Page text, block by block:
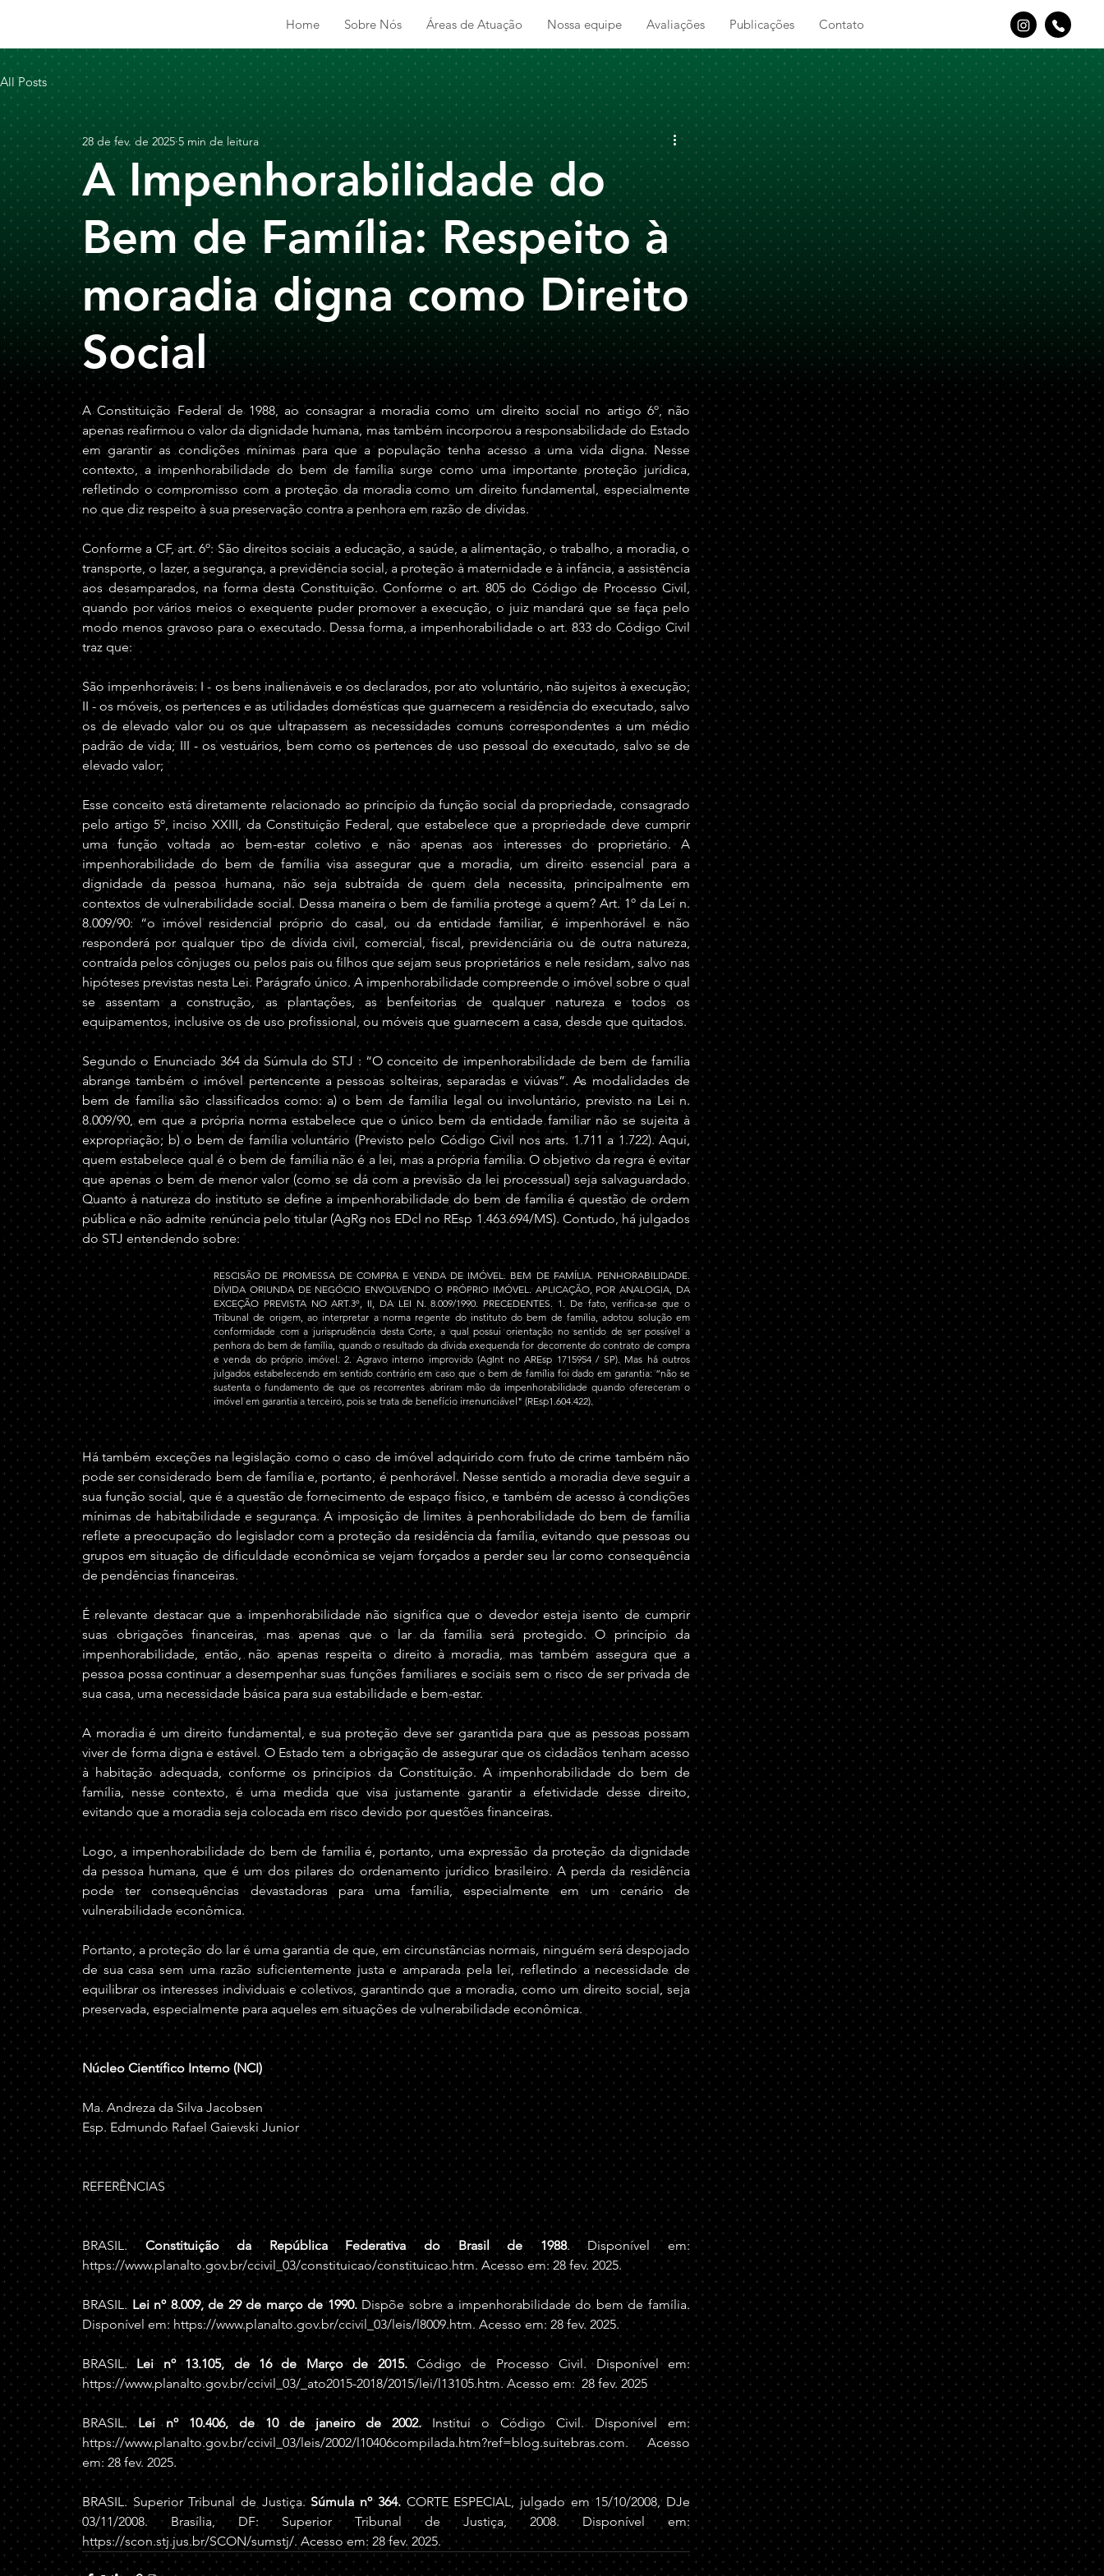
Home Sobre Nós Áreas de Atuação Nossa equipe Avaliações Publicações Contato
All Posts
A Impenhorabilidade do
Bem de Família: Respeito à
moradia digna como Direito
Social
28 de fev. de 2025 5 min de leitura
A Constituição Federal de 1988, ao consagrar a moradia como um direito social no artigo 6º, não
apenas reafirmou o valor da dignidade humana, mas também incorporou a responsabilidade do Estado
em garantir as condições mínimas para que a população tenha acesso a uma vida digna. Nesse
contexto, a impenhorabilidade do bem de família surge como uma importante proteção jurídica,
refletindo o compromisso com a proteção da moradia como um direito fundamental, especialmente
no que diz respeito à sua preservação contra a penhora em razão de dívidas.
Conforme a CF, art. 6º: São direitos sociais a educação, a saúde, a alimentação, o trabalho, a moradia, o
transporte, o lazer, a segurança, a previdência social, a proteção à maternidade e à infância, a assistência
aos desamparados, na forma desta Constituição. Conforme o art. 805 do Código de Processo Civil,
quando por vários meios o exequente puder promover a execução, o juiz mandará que se faça pelo
modo menos gravoso para o executado. Dessa forma, a impenhorabilidade o art. 833 do Código Civil
traz que:
São impenhoráveis: I - os bens inalienáveis e os declarados, por ato voluntário, não sujeitos à execução;
II - os móveis, os pertences e as utilidades domésticas que guarnecem a residência do executado, salvo
os de elevado valor ou os que ultrapassem as necessidades comuns correspondentes a um médio
padrão de vida; III - os vestuários, bem como os pertences de uso pessoal do executado, salvo se de
elevado valor;
Esse conceito está diretamente relacionado ao princípio da função social da propriedade, consagrado
pelo artigo 5º, inciso XXIII, da Constituição Federal, que estabelece que a propriedade deve cumprir
uma função voltada ao bem-estar coletivo e não apenas aos interesses do proprietário. A
impenhorabilidade do bem de família visa assegurar que a moradia, um direito essencial para a
dignidade da pessoa humana, não seja subtraída de quem dela necessita, principalmente em
contextos de vulnerabilidade social. Dessa maneira o bem de família protege a quem? Art. 1º da Lei n.
8.009/90: “o imóvel residencial próprio do casal, ou da entidade familiar, é impenhorável e não
responderá por qualquer tipo de dívida civil, comercial, fiscal, previdenciária ou de outra natureza,
contraída pelos cônjuges ou pelos pais ou filhos que sejam seus proprietários e nele residam, salvo nas
hipóteses previstas nesta Lei. Parágrafo único. A impenhorabilidade compreende o imóvel sobre o qual
se assentam a construção, as plantações, as benfeitorias de qualquer natureza e todos os
equipamentos, inclusive os de uso profissional, ou móveis que guarnecem a casa, desde que quitados.
Segundo o Enunciado 364 da Súmula do STJ : “O conceito de impenhorabilidade de bem de família
abrange também o imóvel pertencente a pessoas solteiras, separadas e viúvas”. As modalidades de
bem de família são classificados como: a) o bem de família legal ou involuntário, previsto na Lei n.
8.009/90, em que a própria norma estabelece que o único bem da entidade familiar não se sujeita à
expropriação; b) o bem de família voluntário (Previsto pelo Código Civil nos arts. 1.711 a 1.722). Aqui,
quem estabelece qual é o bem de família não é a lei, mas a própria família. O objetivo da regra é evitar
que apenas o bem de menor valor (como se dá com a previsão da lei processual) seja salvaguardado.
Quanto à natureza do instituto se define a impenhorabilidade do bem de família é questão de ordem
pública e não admite renúncia pelo titular (AgRg nos EDcl no REsp 1.463.694/MS). Contudo, há julgados
do STJ entendendo sobre:
RESCISÃO DE PROMESSA DE COMPRA E VENDA DE IMÓVEL. BEM DE FAMÍLIA. PENHORABILIDADE.
DÍVIDA ORIUNDA DE NEGÓCIO ENVOLVENDO O PRÓPRIO IMÓVEL. APLICAÇÃO, POR ANALOGIA, DA
EXCEÇÃO PREVISTA NO ART.3º, II, DA LEI N. 8.009/1990. PRECEDENTES. 1. De fato, verifica-se que o
Tribunal de origem, ao interpretar a norma regente do instituto do bem de família, adotou solução em
conformidade com a jurisprudência desta Corte, a qual possui orientação no sentido de ser possível a
penhora do bem de família, quando o resultado da dívida exequenda for decorrente do contrato de compra
e venda do próprio imóvel. 2. Agravo interno improvido (AgInt no AREsp 1715954 / SP). Mas há outros
julgados estabelecendo em sentido contrário em caso que o bem de família foi dado em garantia: “não se
sustenta o fundamento de que os recorrentes abriram mão da impenhorabilidade quando ofereceram o
imóvel em garantia a terceiro, pois se trata de benefício irrenunciável" (REsp1.604.422).
Há também exceções na legislação como o caso de imóvel adquirido com fruto de crime também não
pode ser considerado bem de família e, portanto, é penhorável. Nesse sentido a moradia deve seguir a
sua função social, que é a questão de fornecimento de espaço físico, e também de acesso à condições
mínimas de habitabilidade e segurança. A imposição de limites à penhorabilidade do bem de família
reflete a preocupação do legislador com a proteção da residência da família, evitando que pessoas ou
grupos em situação de dificuldade econômica se vejam forçados a perder seu lar como consequência
de pendências financeiras.
É relevante destacar que a impenhorabilidade não significa que o devedor esteja isento de cumprir
suas obrigações financeiras, mas apenas que o lar da família será protegido. O princípio da
impenhorabilidade, então, não apenas respeita o direito à moradia, mas também assegura que a
pessoa possa continuar a desempenhar suas funções familiares e sociais sem o risco de ser privada de
sua casa, uma necessidade básica para sua estabilidade e bem-estar.
A moradia é um direito fundamental, e sua proteção deve ser garantida para que as pessoas possam
viver de forma digna e estável. O Estado tem a obrigação de assegurar que os cidadãos tenham acesso
à habitação adequada, conforme os princípios da Constituição. A impenhorabilidade do bem de
família, nesse contexto, é uma medida que visa justamente garantir a efetividade desse direito,
evitando que a moradia seja colocada em risco devido por questões financeiras.
Logo, a impenhorabilidade do bem de família é, portanto, uma expressão da proteção da dignidade
da pessoa humana, que é um dos pilares do ordenamento jurídico brasileiro. A perda da residência
pode ter consequências devastadoras para uma família, especialmente em um cenário de
vulnerabilidade econômica.
Portanto, a proteção do lar é uma garantia de que, em circunstâncias normais, ninguém será despojado
de sua casa sem uma razão suficientemente justa e amparada pela lei, refletindo a necessidade de
equilibrar os interesses individuais e coletivos, garantindo que a moradia, como um direito social, seja
preservada, especialmente para aqueles em situações de vulnerabilidade econômica.
Núcleo Científico Interno (NCI)
Ma. Andreza da Silva Jacobsen
Esp. Edmundo Rafael Gaievski Junior
REFERÊNCIAS
BRASIL. Constituição da República Federativa do Brasil de 1988
https://www.planalto.gov.br/ccivil_03/constituicao/constituicao.htm. Acesso em: 28 fev. 2025.
BRASIL. Lei nº 8.009, de 29 de março de 1990. Dispõe sobre a impenhorabilidade do bem de família.
Disponível em: https://www.planalto.gov.br/ccivil_03/leis/l8009.htm. Acesso em: 28 fev. 2025.
BRASIL. Lei nº 13.105, de 16 de Março de 2015.
https://www.planalto.gov.br/ccivil_03/_ato2015-2018/2015/lei/l13105.htm. Acesso em:  28 fev. 2025
BRASIL. Lei nº 10.406, de 10 de janeiro de 2002.
https://www.planalto.gov.br/ccivil_03/leis/2002/l10406compilada.htm?ref=blog.suitebras.com. Acesso
em: 28 fev. 2025.
BRASIL. Superior Tribunal de Justiça. Súmula nº 364. CORTE ESPECIAL, julgado em 15/10/2008, DJe
https://scon.stj.jus.br/SCON/sumstj/. Acesso em: 28 fev. 2025.